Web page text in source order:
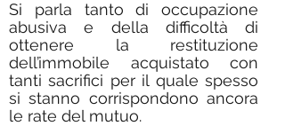
Si parla tanto di occupazione
abusiva e della difficoltà di
ottenere la restituzione
dell’immobile acquistato con
tanti sacrifici per il quale spesso
si stanno corrispondono ancora
le rate del mutuo.